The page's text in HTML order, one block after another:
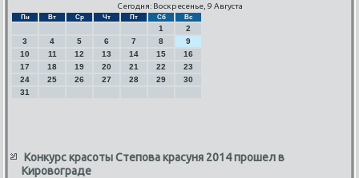
Сегодня: Воскресенье, 9 Августа
Пн Вт Ср Чт Пт Сб Вс
1
2
3
4 5 6 7 8
9
10
11 12 13 14 15
16
17
18 19 20 21 22
23
24
25 26 27 28 29
30
31
Конкурс красоты Степова красуня 2014 прошел в
Кировограде